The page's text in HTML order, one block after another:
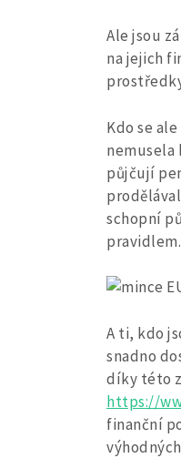
Ale jsou
na jejich
Kdo se
nemusela
půjčují
schopní
A ti, kdo
snadno
díky této
https://
finanční